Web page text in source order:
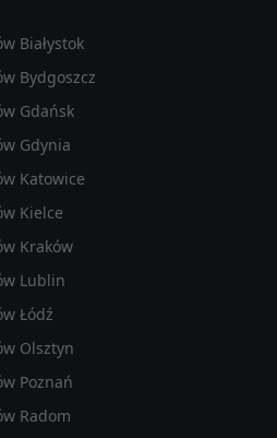
Białystok
Bydgoszcz
Gdańsk
Gdynia
Katowice
Kielce
Kraków
Lublin
Łódź
Olsztyn
Poznań
Radom